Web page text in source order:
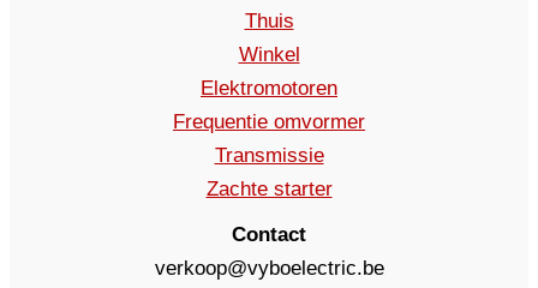
Thuis
Winkel
Elektromotoren
Frequentie omvormer
Transmissie
Zachte starter
Contact
verkoop@vyboelectric.be